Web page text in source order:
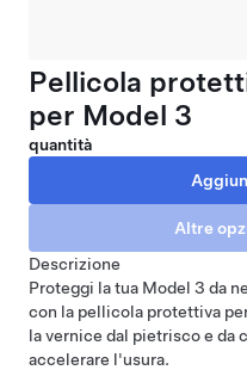
Pellicola
per Model 3
quantità
Descrizione
Proteggi la tua Model 3 da
con la pellicola protettiva
la vernice dal pietrisco e da
accelerare l'usura.